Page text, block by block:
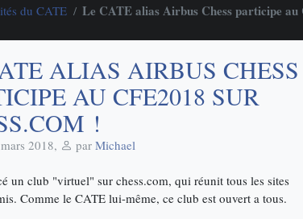
du CATE Le CATE alias Airbus Chess participe au
ALIAS AIRBUS CHESS
AU CFE2018 SUR
!
2018, par Michael
un club "virtuel" sur chess.com, qui réunit tous les sites
Comme le CATE lui-même, ce club est ouvert a tous.